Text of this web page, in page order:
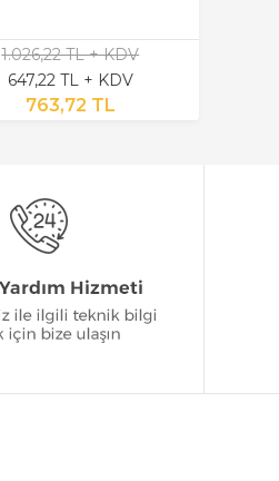
1.026,22 TL + KDV
647,22 TL + KDV
763,72 TL